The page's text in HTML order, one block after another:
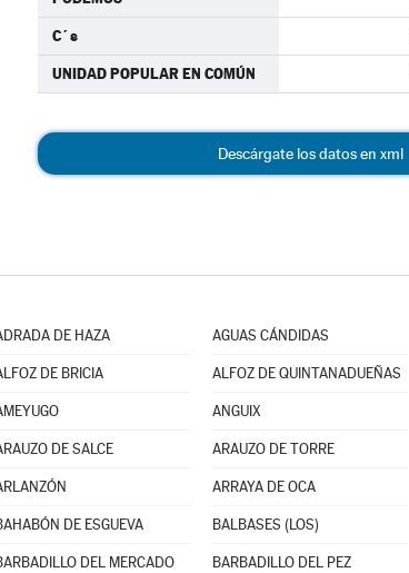
C´s
UNIDAD POPULAR EN COMÚN
Descárgate los datos en xml
DE HAZA AGUAS CÁNDIDAS
DE BRICIA ALFOZ DE QUINTANADUEÑAS
ANGUIX
DE SALCE ARAUZO DE TORRE
ARRAYA DE OCA
DE ESGUEVA BALBASES (LOS)
DEL MERCADO BARBADILLO DEL PEZ